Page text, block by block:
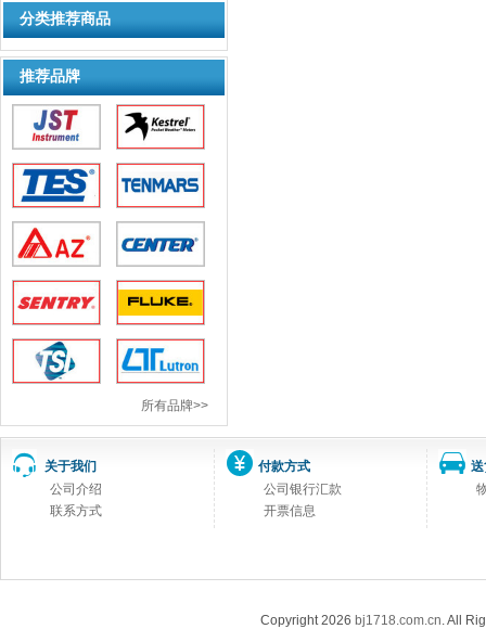
分类推荐商品
推荐品牌
所有品牌>>
关于我们
公司介绍
联系方式
付款方式
公司银行汇款
开票信息
Copyright 2026 bj1718.com.cn. All